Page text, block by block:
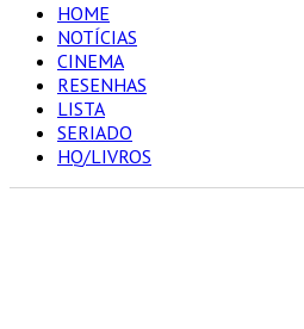
HOME
NOTÍCIAS
CINEMA
RESENHAS
LISTA
SERIADO
HQ/LIVROS